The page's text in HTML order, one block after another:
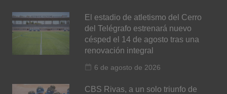
El estadio de atletismo del Cerro
del Telégrafo estrenará nuevo
césped el 14 de agosto tras una
renovación integral
6 de agosto de 2026
CBS Rivas, a un solo triunfo de